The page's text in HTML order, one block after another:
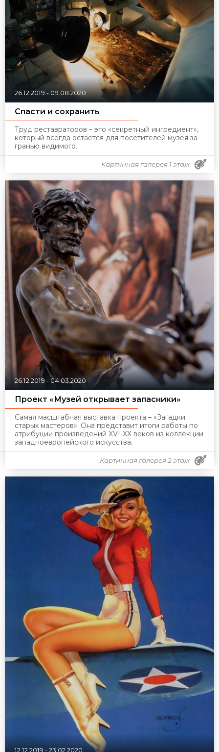
26.12.2019 - 09.08.2020
Спасти и сохранить
Труд реставраторов – это «секретный ингредиент»,
который всегда остается для посетителей музея за
гранью видимого.
Картинная галерея 1 этаж
26.12.2019- 04.03.2020
Проект «Музей открывает запасники»
Самая масштабная выставка проекта – «Загадки
старых мастеров». Она представит итоги работы по
атрибуции произведений XVI-XX веков из коллекции
западноевропейского искусства.
Картинная галерея 2 этаж
12.12.2019 -23.02.2020